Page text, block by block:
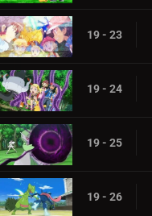
19 - 23
19 - 24
19 - 25
19 - 26